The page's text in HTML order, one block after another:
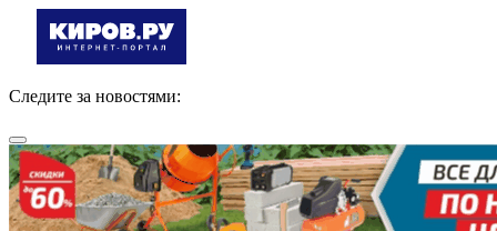
Следите за новостями: